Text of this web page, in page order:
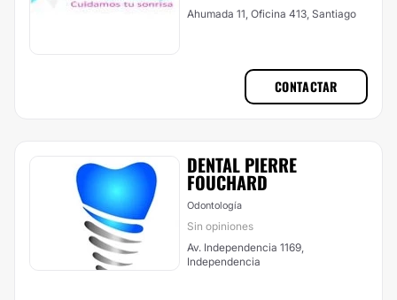
Ahumada 11, Oficina 413, Santiago
CONTACTAR
DENTAL PIERRE
FOUCHARD
Odontología
Sin opiniones
Av. Independencia 1169,
Independencia